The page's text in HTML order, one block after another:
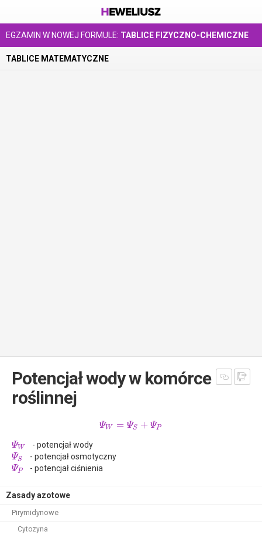
EGZAMIN W NOWEJ FORMULE: TABLICE FIZYCZNO-CHEMICZNE
TABLICE MATEMATYCZNE
Potencjał wody w komórce
roślinnej
ΨW = ΨS + ΨP
ΨW
- potencjał wody
ΨS
- potencjał osmotyczny
ΨP - potencjał ciśnienia
Zasady azotowe
Pirymidynowe
Cytozyna